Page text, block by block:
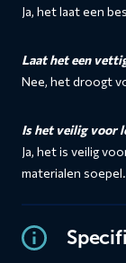
Ja, het laat een
Laat het een
Nee, het droogt
Is het veilig voor
Ja, het is veilig
materialen soepel.